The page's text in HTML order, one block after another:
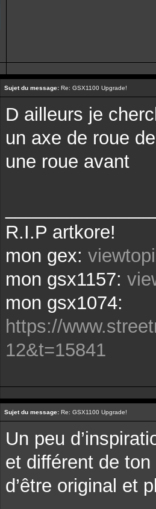
Sujet du message: Re: GSX1100 Upgrade!
D ailleurs je
un axe de roue
une roue avant
R.I.P artkore!
mon gex:
mon gsx1157:
mon gsx1074:
https://
12&t=15841
Sujet du message: Re: GSX1100 Upgrade!
Un peu
et différent de
d’être original et